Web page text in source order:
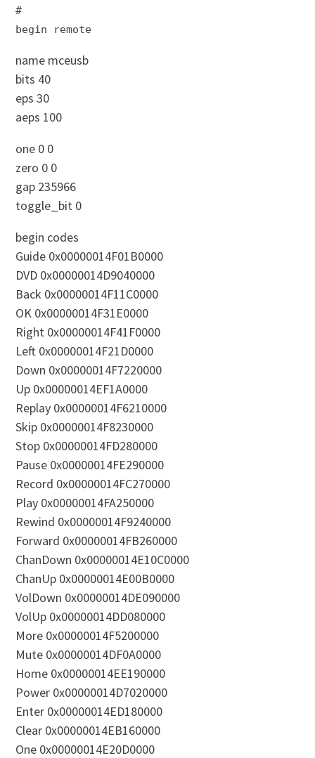
#
begin remote
name mceusb
bits 40
eps 30
aeps 100
one 0 0
zero 0 0
gap 235966
toggle_bit 0
begin codes
Guide 0x00000014F01B0000
DVD 0x00000014D9040000
Back 0x00000014F11C0000
OK 0x00000014F31E0000
Right 0x00000014F41F0000
Left 0x00000014F21D0000
Down 0x00000014F7220000
Up 0x00000014EF1A0000
Replay 0x00000014F6210000
Skip 0x00000014F8230000
Stop 0x00000014FD280000
Pause 0x00000014FE290000
Record 0x00000014FC270000
Play 0x00000014FA250000
Rewind 0x00000014F9240000
Forward 0x00000014FB260000
ChanDown 0x00000014E10C0000
ChanUp 0x00000014E00B0000
VolDown 0x00000014DE090000
VolUp 0x00000014DD080000
More 0x00000014F5200000
Mute 0x00000014DF0A0000
Home 0x00000014EE190000
Power 0x00000014D7020000
Enter 0x00000014ED180000
Clear 0x00000014EB160000
One 0x00000014E20D0000